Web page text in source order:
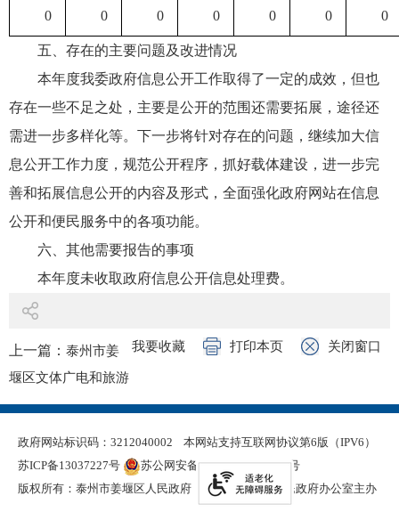
0 0 0 0 0 0 0
五、存在的主要问题及改进情况
本年度我委政府信息公开工作取得了一定的成效，但也
存在一些不足之处，主要是公开的范围还需要拓展，途径还
需进一步多样化等。下一步将针对存在的问题，继续加大信
息公开工作力度，规范公开程序，抓好载体建设，进一步完
善和拓展信息公开的内容及形式，全面强化政府网站在信息
公开和便民服务中的各项功能。
六、其他需要报告的事项
本年度未收取政府信息公开信息处理费。
我要收藏 打印本页 关闭窗口
上一篇： 泰州市姜
堰区文体广电和旅游
局2022年政府信息公
下一篇：
泰州市姜
堰区退役军人事务局
政府网站标识码：3212040002
本网站支持互联网协议第6版（IPV6）
苏ICP备13037227号
苏公网安备 32120402000321号
版权所有：泰州市姜堰区人民政府
泰州市姜堰区人民政府办公室主办